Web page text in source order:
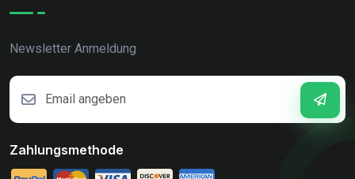
Newsletter Anmeldung
Zahlungsmethode